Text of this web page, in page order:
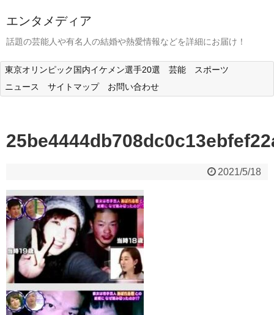
エンタメディア
話題の芸能人や有名人の結婚や熱愛情報などを詳細にお届け！
東京オリンピック国内イケメン選手20選 芸能
スポーツ
ニュース
サイトマップ お問い合わせ
2021/5/18